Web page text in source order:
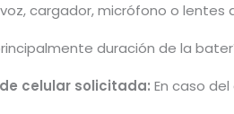
cargador, micrófono o lentes
duración de la
celular solicitada: En caso